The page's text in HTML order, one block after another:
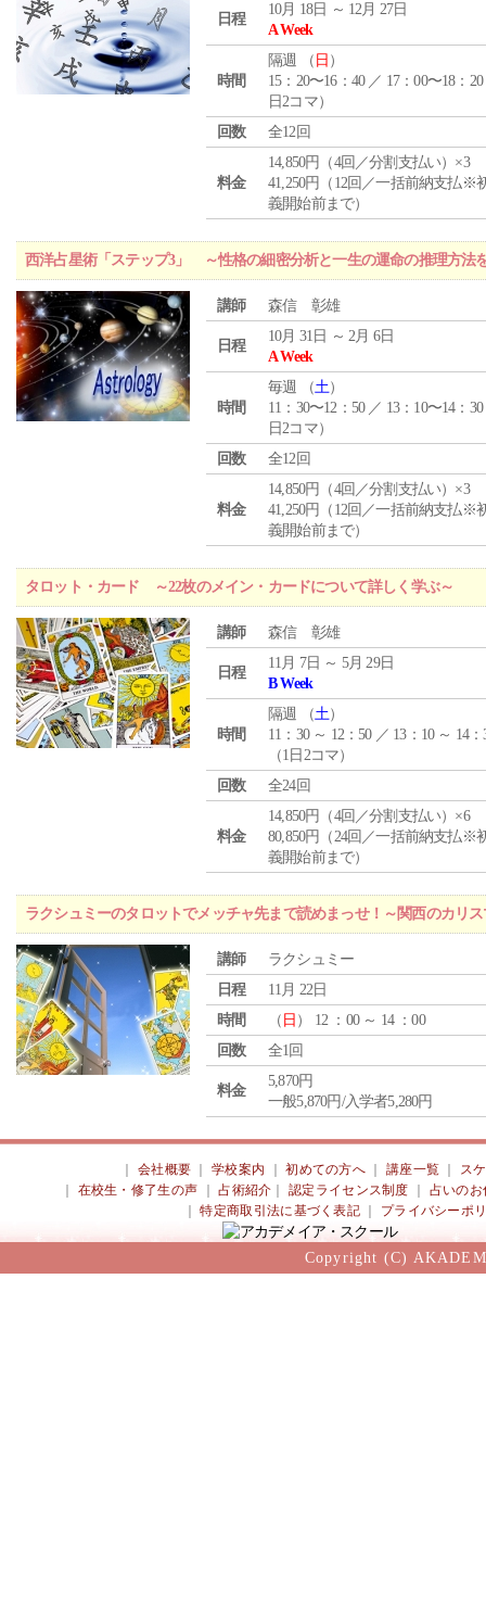
日程
10月 18日 ～ 12月 27日
A Week
時間
隔週 （ 日 ）
15：20〜16：40 ／ 17：00〜18：
日2コマ）
回数
全12回
料金
14,850円（4回／分割支払い）×3
41,250円（12回／一括前納支払※
義開始前まで）
西洋占星術「ステップ3」 ～性格の細密分析と一生の運命の推理方法
講師 森信 彰雄
日程
10月 31日 ～ 2月 6日
A Week
時間
毎週 （土）
11：30〜12：50 ／ 13：10〜14：
日2コマ）
回数
全12回
料金
14,850円（4回／分割支払い）×3
41,250円（12回／一括前納支払※
義開始前まで）
タロット・カード ～22枚のメイン・カードについて詳しく学ぶ～
講師 森信 彰雄
日程
11月 7日 ～ 5月 29日
B Week
時間
隔週 （土）
11：30 ～ 12：50 ／ 13：10 ～ 14：
（1日2コマ）
回数
全24回
料金
14,850円（4回／分割支払い）×6
80,850円（24回／一括前納支払※
義開始前まで）
ラクシュミーのタロットでメッチャ先まで読めまっせ！～関西のカリ
講師
ラクシュミー
日程
11月 22日
時間
（ 日 ） 12 ：00 ～ 14 ：00
回数
全1回
料金
5,870円
一般5,870円/入学者5,280円
会社概要 ｜学校案内 ｜初めての方へ 講座一覧
ス
在校生・修了生の声 ｜占術紹介 ｜認定ライセンス制度
占いのお
｜特定商取引法に基づく表記 プライバシーポ
Copyright (C)